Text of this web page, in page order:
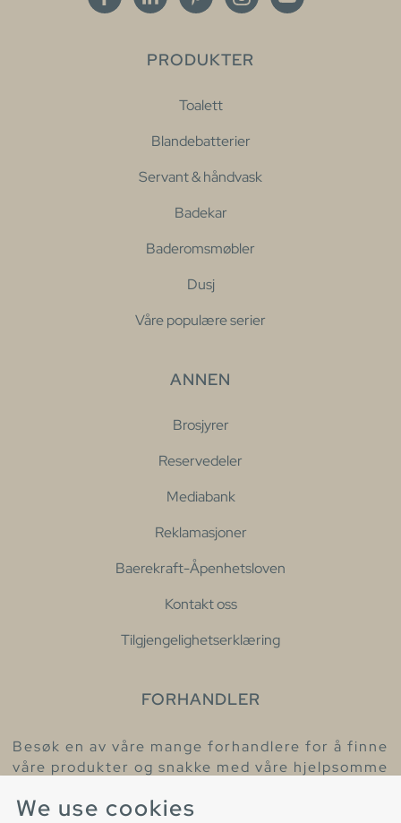
We use cookies
PRODUKTER
Toalett
Blandebatterier
Servant & håndvask
Badekar
Baderomsmøbler
Dusj
Våre populære serier
ANNEN
Brosjyrer
Reservedeler
Mediabank
Reklamasjoner
Baerekraft-Åpenhetsloven
Kontakt oss
Tilgjengelighetserklæring
FORHANDLER
Besøk en av våre mange forhandlere for å finne
våre produkter og snakke med våre hjelpsomme